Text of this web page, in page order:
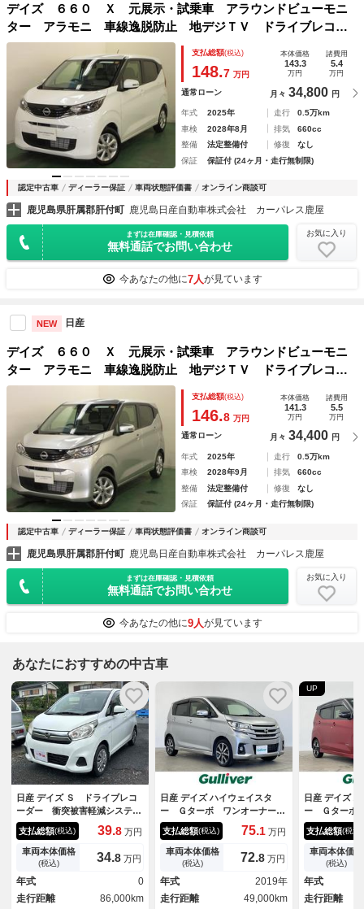
デイズ ６６０ Ｘ 元展示・試乗車 アラウンドビューモニ
ター アラモニ 車線逸脱防止 地デジＴＶ ドライブレコー
ダ インテリキー ＬＥＤヘッドランプ バックカメラ ハイ
ビームＡ 盗難警報装置 助手席エアバック ナビＴＶ
支払総額(税込)
148.7 万円
本体価格
143.3
万円
諸費用
5.4
万円
通常ローン 月々 34,800 円
年式 2025年 走行
0.5万km
車検
2028年8月 排気
660cc
整備
法定整備付 修復
なし
保証
保証付 (24ヶ月・走行無制限)
認定中古車 ディーラー保証 車両状態評価書 オンライン商談可
鹿児島県肝属郡肝付町 鹿児島日産自動車株式会社 カーパレス鹿屋
まずは在庫確認・見積依頼
無料通話でお問い合わせ
お気に入り
今あなたの他に7人が見ています
NEW 日産
デイズ ６６０ Ｘ 元展示・試乗車 アラウンドビューモニ
ター アラモニ 車線逸脱防止 地デジＴＶ ドライブレコー
ダ インテリキー バックカメラ ハイビームＡ 盗難警報装
置 助手席エアバック ナビＴＶ 運転席エアバッグ
支払総額(税込)
146.8 万円
本体価格
141.3
万円
諸費用
5.5
万円
通常ローン 月々 34,400 円
年式 2025年 走行
0.5万km
車検
2028年9月 排気
660cc
整備
法定整備付 修復
なし
保証
保証付 (24ヶ月・走行無制限)
認定中古車 ディーラー保証 車両状態評価書 オンライン商談可
鹿児島県肝属郡肝付町 鹿児島日産自動車株式会社 カーパレス鹿屋
まずは在庫確認・見積依頼
無料通話でお問い合わせ
お気に入り
今あなたの他に9人が見ています
あなたにおすすめの中古車
日産 デイズ Ｓ ドライブレコ
ーダー 衝突被害軽減システ
ム スマートキー アイドリン
グストップ 電動格納ミラー
ベンチシート ＣＶＴ ＥＳ
Ｃ ＣＤ ミュージックプレイ
ヤー接続可 エアコン
支払総額(税込) 39.8 万円
車両本体価格
(税込) 34.8 万円
年式
0
走行距離
86,000km
日産 デイズ ハイウェイスタ
ー Ｇターボ ワンオーナー／
純正オーディオ／アイドリング
ストップ／クルーズコントロー
ル／アラウンドビューモニター
／コーナーセンサ―／オートラ
イト／スペアキー／プッシュス
タート／電動格納ミラー／純正
アルミホイール
支払総額(税込) 75.1 万円
車両本体価格
(税込) 72.8 万円
年式
2019年
走行距離
49,000km
UP
日産 デイズ
ー Ｇターボ
ビ アラウン
ー ドライブ
Ｃ コーナー
テアリング
Ｗ ＬＥＤヘ
トップ タ
トライト
支払総額(税込)
車両本体価格
(税込)
年式
走行距離